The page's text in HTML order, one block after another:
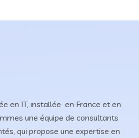
en IT, installée en France et en
une équipe de consultants
qui propose une expertise en